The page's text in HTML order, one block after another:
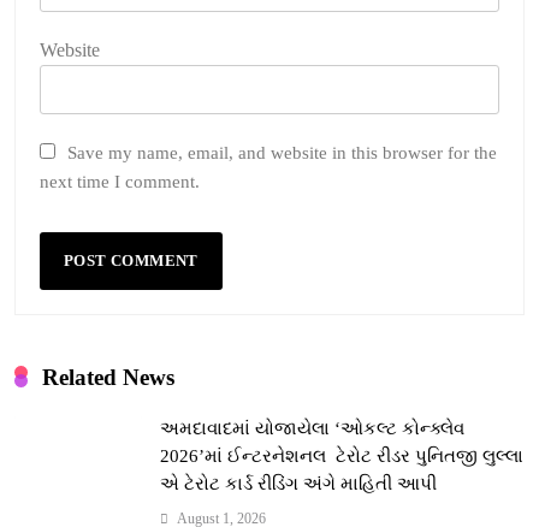
Website
Save my name, email, and website in this browser for the
next time I comment.
Related News
અમદાવાદમાં યોજાયેલા ‘ઓકલ્ટ કોન્ક્લેવ
2026’માં ઈન્ટરનેશનલ ટેરોટ રીડર પુનિતજી લુલ્લા
એ ટેરોટ કાર્ડ રીડિંગ અંગે માહિતી આપી
August 1, 2026